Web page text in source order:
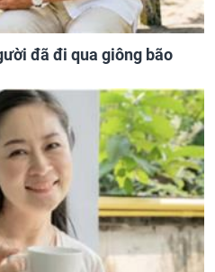
đã đi qua giông bão